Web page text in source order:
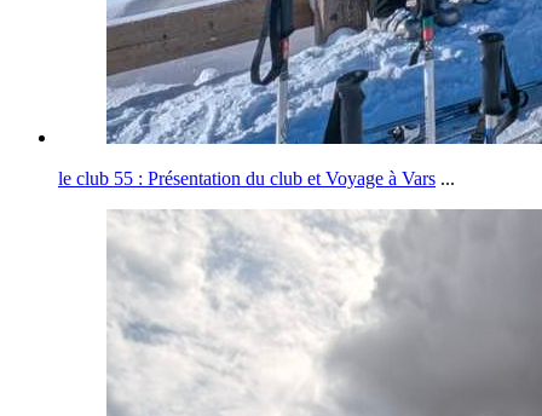
le club 55 : Présentation du club et Voyage à Vars ...